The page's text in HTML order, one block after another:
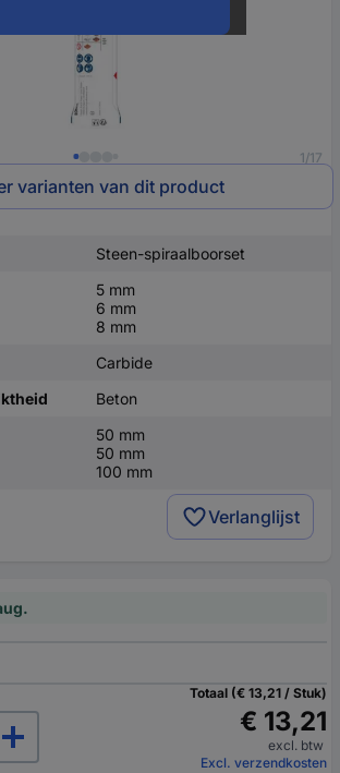
1/17
varianten van dit product
Steen-spiraalboorset
5 mm
6 mm
8 mm
Carbide
Beton
50 mm
50 mm
100 mm
Verlanglijst
Totaal (€ 13,21 / Stuk)
€ 13,21
excl. btw
Excl. verzendkosten